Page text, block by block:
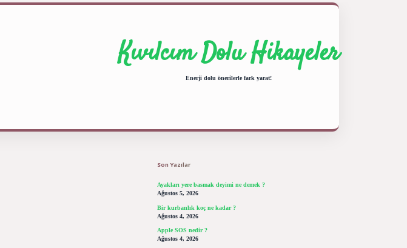
Kıvılcım Dolu Hikayeler
Enerji dolu önerilerle fark yarat!
Son Yazılar
Ayakları yere basmak deyimi ne demek ?
Ağustos 5, 2026
Bir kurbanlık koç ne kadar ?
Ağustos 4, 2026
Apple SOS nedir ?
Ağustos 4, 2026